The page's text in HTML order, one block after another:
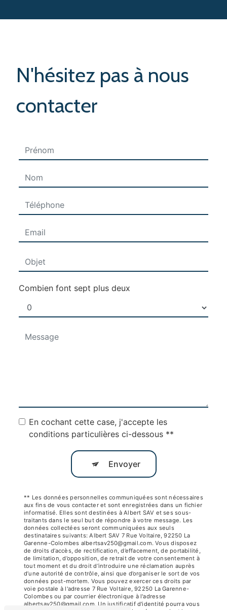
N'hésitez pas à nous
contacter
Combien font sept plus deux
En cochant cette case, j'accepte les
conditions particulières ci-dessous **
Envoyer
** Les données personnelles communiquées sont nécessaires
aux fins de vous contacter et sont enregistrées dans un fichier
informatisé. Elles sont destinées à Albert SAV et ses sous-
traitants dans le seul but de répondre à votre message. Les
données collectées seront communiquées aux seuls
destinataires suivants: Albert SAV 7 Rue Voltaire, 92250 La
Garenne-Colombes albertsav250@gmail.com. Vous disposez
de droits d’accès, de rectification, d’effacement, de portabilité,
de limitation, d’opposition, de retrait de votre consentement à
tout moment et du droit d’introduire une réclamation auprès
d’une autorité de contrôle, ainsi que d’organiser le sort de vos
données post-mortem. Vous pouvez exercer ces droits par
voie postale à l'adresse 7 Rue Voltaire, 92250 La Garenne-
Colombes ou par courrier électronique à l'adresse
albertsav250@gmail.com. Un justificatif d'identité pourra vous